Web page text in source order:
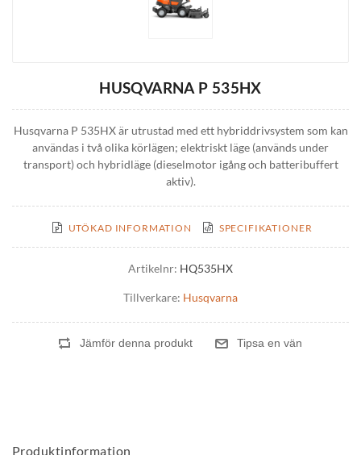
HUSQVARNA P 535HX
Husqvarna P 535HX är utrustad med ett hybriddrivsystem som kan
användas i två olika körlägen; elektriskt läge (används under
transport) och hybridläge (dieselmotor igång och batteribuffert
aktiv).
UTÖKAD INFORMATION SPECIFIKATIONER
Artikelnr: HQ535HX
Tillverkare: Husqvarna
Produktinformation